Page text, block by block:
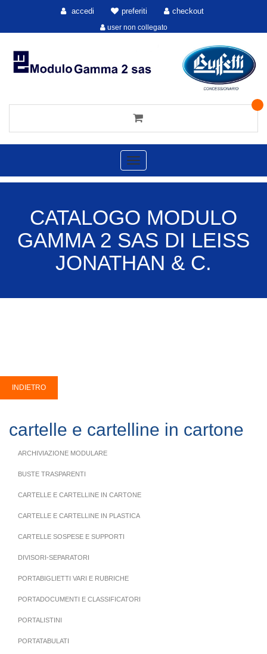
accedi preferiti checkout
user non collegato
Toggle
navigation
CATALOGO MODULO
GAMMA 2 SAS DI LEISS
JONATHAN & C.
cartelle e cartelline in cartone
ARCHIVIAZIONE MODULARE
BUSTE TRASPARENTI
CARTELLE E CARTELLINE IN CARTONE
CARTELLE E CARTELLINE IN PLASTICA
CARTELLE SOSPESE E SUPPORTI
DIVISORI-SEPARATORI
PORTABIGLIETTI VARI E RUBRICHE
PORTADOCUMENTI E CLASSIFICATORI
PORTALISTINI
PORTATABULATI